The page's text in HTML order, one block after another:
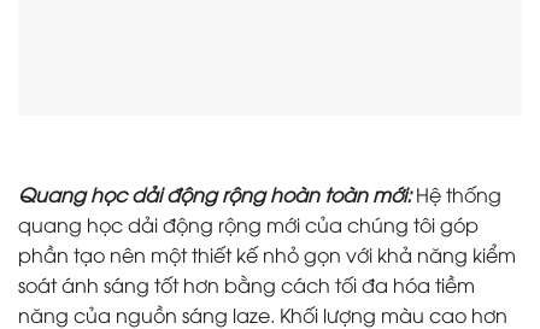
Quang học dải động rộng hoàn toàn mới:Hệ thống
quang học dải động rộng mới của chúng tôi góp
phần tạo nên một thiết kế nhỏ gọn với khả năng kiểm
soát ánh sáng tốt hơn bằng cách tối đa hóa tiềm
năng của nguồn sáng laze. Khối lượng màu cao hơn